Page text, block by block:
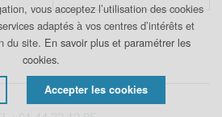
vous acceptez l’utilisation des cookies
adaptés à vos centres d’intérêts et
du site. En savoir plus et paramétrer les
cookies.
Accepter les cookies